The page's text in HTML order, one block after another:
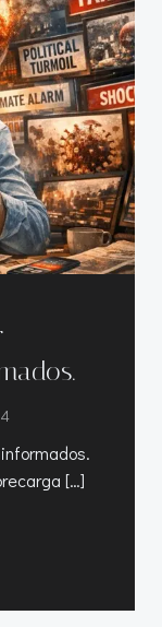
[…]